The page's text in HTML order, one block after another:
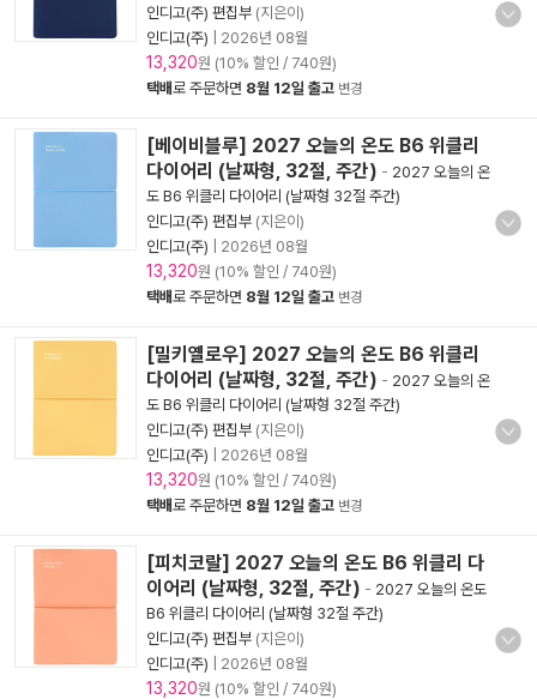
인디고(주) 편집부 (지은이)
인디고(주)
2026년 08월
13,320원 (10% 할인 / 740원)
택배로 주문하면 8월 12일 출고 변경
[베이비블루] 2027 오늘의 온도 B6 위클리
다이어리 (날짜형, 32절, 주간) - 2027 오늘의 온
도 B6 위클리 다이어리 (날짜형 32절 주간)
인디고(주) 편집부 (지은이)
인디고(주)
2026년 08월
13,320원 (10% 할인 / 740원)
택배로 주문하면 8월 12일 출고 변경
[밀키옐로우] 2027 오늘의 온도 B6 위클리
다이어리 (날짜형, 32절, 주간) - 2027 오늘의 온
도 B6 위클리 다이어리 (날짜형 32절 주간)
인디고(주) 편집부 (지은이)
인디고(주)
2026년 08월
13,320원 (10% 할인 / 740원)
택배로 주문하면 8월 12일 출고 변경
[피치코랄] 2027 오늘의 온도 B6 위클리 다
이어리 (날짜형, 32절, 주간) - 2027 오늘의 온도
B6 위클리 다이어리 (날짜형 32절 주간)
인디고(주) 편집부 (지은이)
인디고(주)
2026년 08월
13,320원 (10% 할인 / 740원)